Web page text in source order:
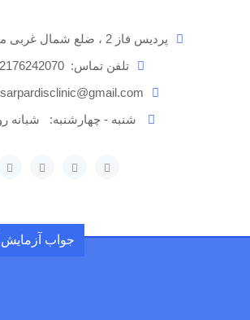
پردیس فاز 2 ، ضلع شمال غربی میدان امام
تلفن تماس:
شنبه - چهارشنبه:
شبانه
جواب آزمایش